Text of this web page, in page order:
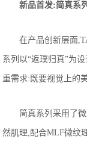
新品首发:简真系
在产品创新层面
系列以“返璞归真”为
重需求:既要视觉上的
简真系列采用了
然肌理,配合MLF微纹